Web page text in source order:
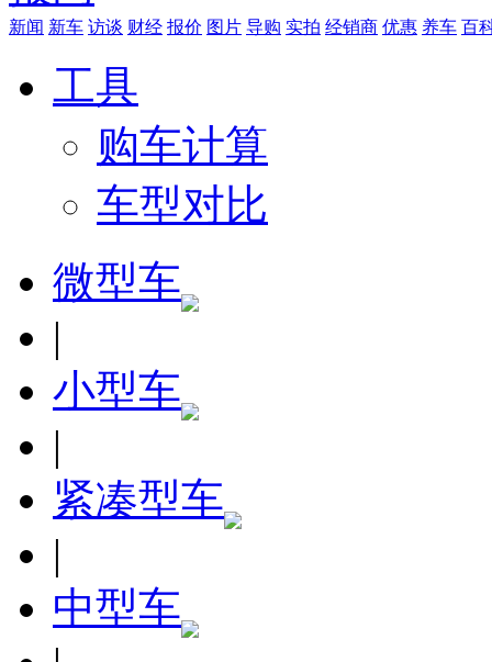
新闻 新车 访谈 财经 报价 图片 导购 实拍 经销商 优惠 养车 百
工具
购车计算
车型对比
微型车
|
小型车
|
紧凑型车
|
中型车